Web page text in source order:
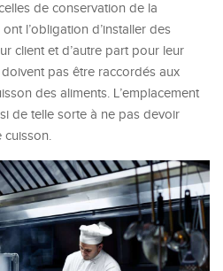
de conservation de la
l’obligation d’installer des
client et d’autre part pour leur
pas être raccordés aux
des aliments. L’emplacement
de telle sorte à ne pas devoir
cuisson.